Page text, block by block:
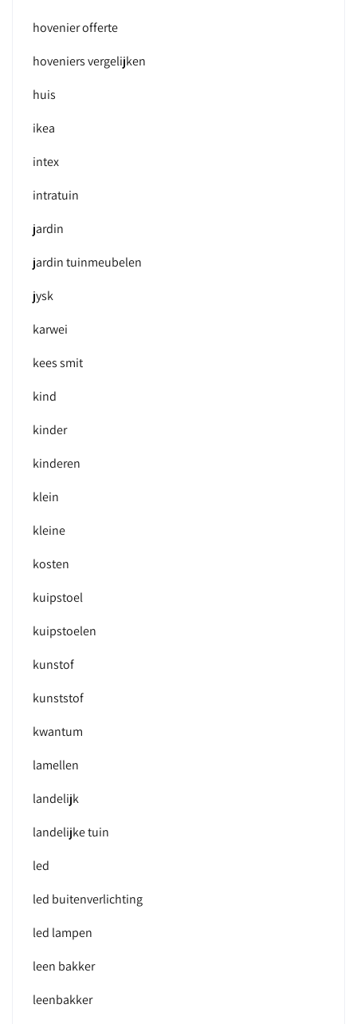
hovenier offerte
hoveniers vergelijken
huis
ikea
intex
intratuin
jardin
jardin tuinmeubelen
jysk
karwei
kees smit
kind
kinder
kinderen
klein
kleine
kosten
kuipstoel
kuipstoelen
kunstof
kunststof
kwantum
lamellen
landelijk
landelijke tuin
led
led buitenverlichting
led lampen
leen bakker
leenbakker